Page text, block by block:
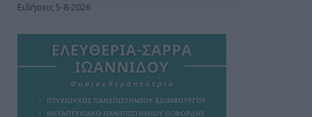
Ειδήσεις 5-8-2026